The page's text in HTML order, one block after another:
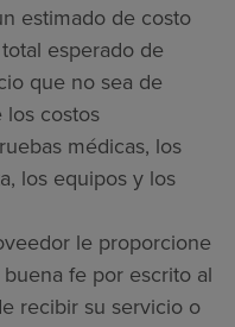
estimado de costo
esperado de
que no sea de
los costos
médicas, los
los equipos y los
le proporcione
fe por escrito al
recibir su servicio o